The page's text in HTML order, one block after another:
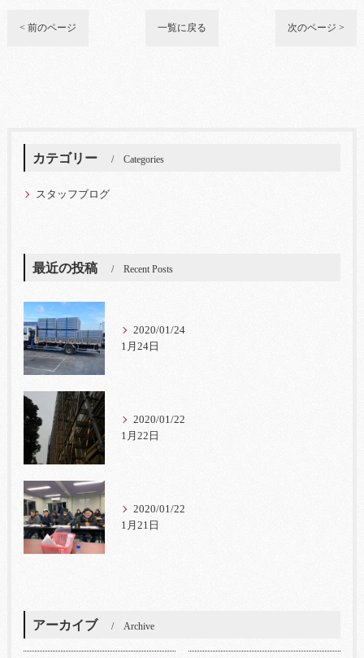
< 前のページ 一覧に戻る 次のページ >
カテゴリー Categories
スタッフブログ
最近の投稿 Recent Posts
2020/01/24
1月24日
2020/01/22
1月22日
2020/01/22
1月21日
アーカイブ Archive